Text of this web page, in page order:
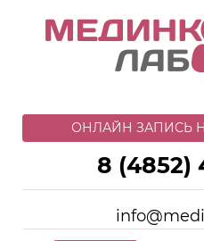
ОНЛАЙН ЗАПИСЬ
8 (4852)